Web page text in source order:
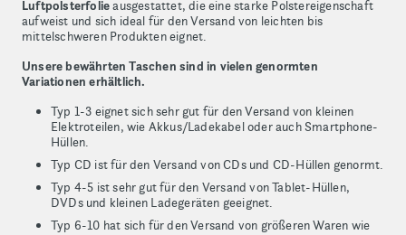
Luftpolsterfolieausgestattet, die eine starke Polstereigenschaft
aufweist und sich ideal für den Versand von leichten bis
mittelschweren Produkten eignet.
Unsere bewährten Taschen sind in vielen genormten
Variationen erhältlich.
Typ 1-3 eignet sich sehr gut für den Versand von kleinen
Elektroteilen, wie Akkus/Ladekabel oder auch Smartphone-
Hüllen.
Typ CD ist für den Versand von CDs und CD-Hüllen genormt.
Typ 4-5 ist sehr gut für den Versand von Tablet-Hüllen,
DVDs und kleinen Ladegeräten geeignet.
Typ 6-10 hat sich für den Versand von größeren Waren wie